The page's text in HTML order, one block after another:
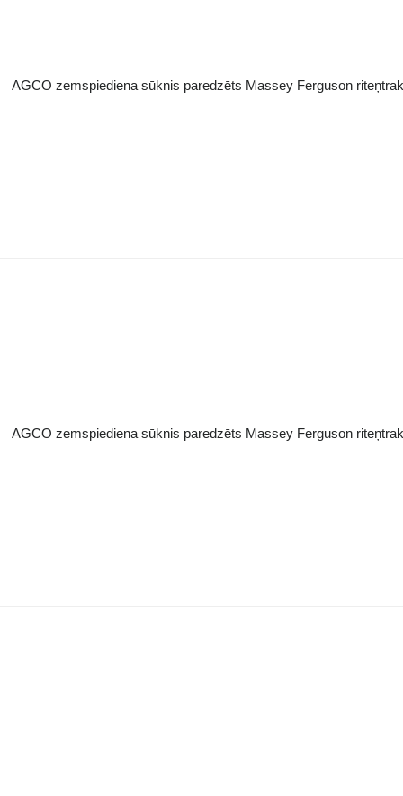
AGCO zemspiediena sūknis paredzēts Massey Ferguson
AGCO zemspiediena sūknis paredzēts Massey Ferguson